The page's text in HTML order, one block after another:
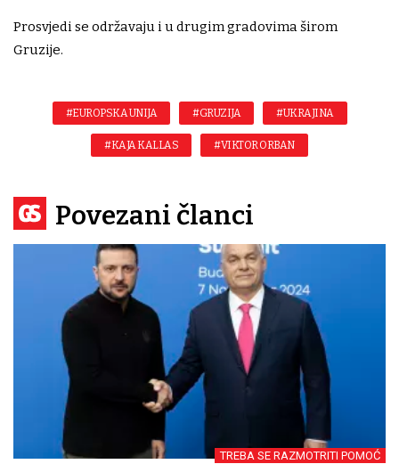
Prosvjedi se održavaju i u drugim gradovima širom
Gruzije.
#EUROPSKA UNIJA #GRUZIJA #UKRAJINA
#KAJA KALLAS #VIKTOR ORBAN
Povezani članci
TREBA SE RAZMOTRITI POMOĆ